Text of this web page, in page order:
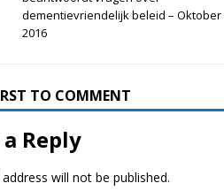
dementievriendelijk beleid – Oktober
2016
TO COMMENT
Reply
will not be published.